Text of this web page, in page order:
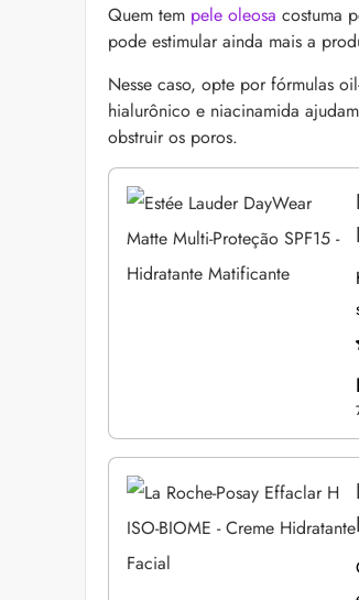
Quem tem pele oleosa costuma
pode estimular ainda mais a
Nesse caso, opte por fórmulas
hialurônico e niacinamida
obstruir os poros.